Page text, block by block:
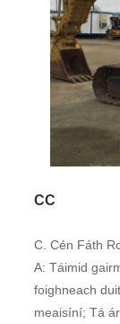
CC
C. Cén Fáth
A: Táimid
foighneach
meaisíní; Tá